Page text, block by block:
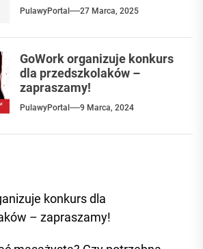
PulawyPortal 27 Marca, 2025
GoWork organizuje konkurs
dla przedszkolaków –
zapraszamy!
PulawyPortal 9 Marca, 2024
konkurs dla
– zapraszamy!